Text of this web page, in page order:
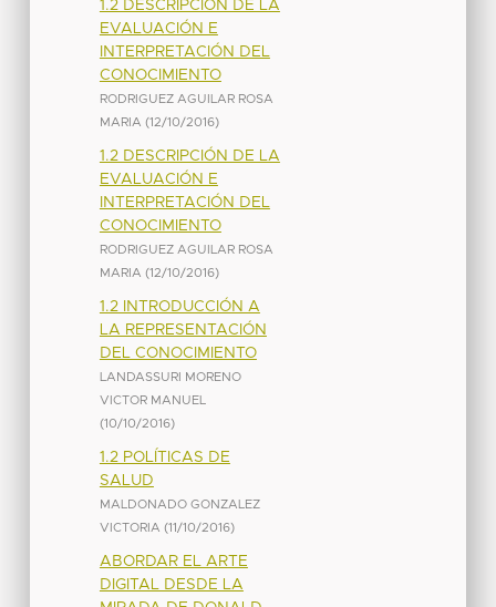
1.2 DESCRIPCIÓN DE LA
EVALUACIÓN E
INTERPRETACIÓN DEL
CONOCIMIENTO
RODRIGUEZ AGUILAR ROSA
MARIA (12/10/2016)
1.2 DESCRIPCIÓN DE LA
EVALUACIÓN E
INTERPRETACIÓN DEL
CONOCIMIENTO
RODRIGUEZ AGUILAR ROSA
MARIA (12/10/2016)
1.2 INTRODUCCIÓN A
LA REPRESENTACIÓN
DEL CONOCIMIENTO
LANDASSURI MORENO
VICTOR MANUEL
(10/10/2016)
1.2 POLÍTICAS DE
SALUD
MALDONADO GONZALEZ
VICTORIA (11/10/2016)
ABORDAR EL ARTE
DIGITAL DESDE LA